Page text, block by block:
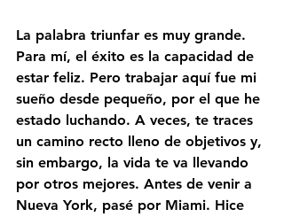
La palabra triunfar es muy grande.
Para mí, el éxito es la capacidad de
estar feliz. Pero trabajar aquí fue mi
sueño desde pequeño, por el que he
estado luchando. A veces, te traces
un camino recto lleno de objetivos y,
sin embargo, la vida te va llevando
por otros mejores. Antes de venir a
Nueva York, pasé por Miami. Hice